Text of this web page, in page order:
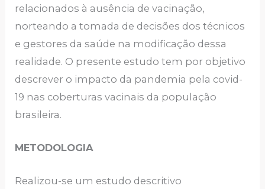
relacionados à ausência de vacinação,
norteando a tomada de decisões dos técnicos
e gestores da saúde na modificação dessa
realidade. O presente estudo tem por objetivo
descrever o impacto da pandemia pela covid-
19 nas coberturas vacinais da população
brasileira.
METODOLOGIA
Realizou-se um estudo descritivo